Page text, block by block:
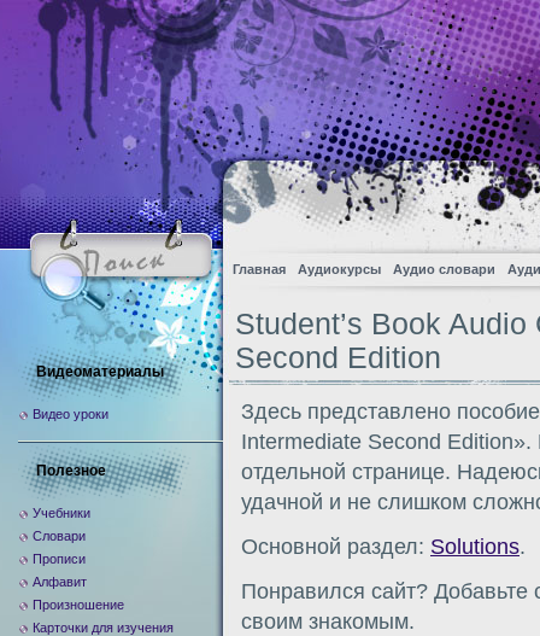
Главная Аудиокурсы Аудио словари
Student’s Book
Second Edition
Здесь представлено
Intermediate Second
отдельной странице.
удачной и не слишком
Основной раздел: Solutions.
Понравился сайт? Добавьте
своим знакомым.
Видеоматериалы
Видео уроки
Полезное
Учебники
Словари
Прописи
Алфавит
Произношение
Карточки для изучения